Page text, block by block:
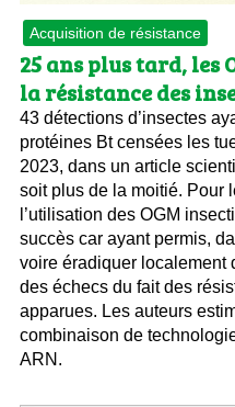
Acquisition de résistance
25 ans plus tard, les
la résistance des
43 détections d’insectes
protéines Bt censées les
2023, dans un article
soit plus de la moitié. Pour
l’utilisation des OGM
succès car ayant permis,
voire éradiquer localement
des échecs du fait des
apparues. Les auteurs
combinaison de
ARN.